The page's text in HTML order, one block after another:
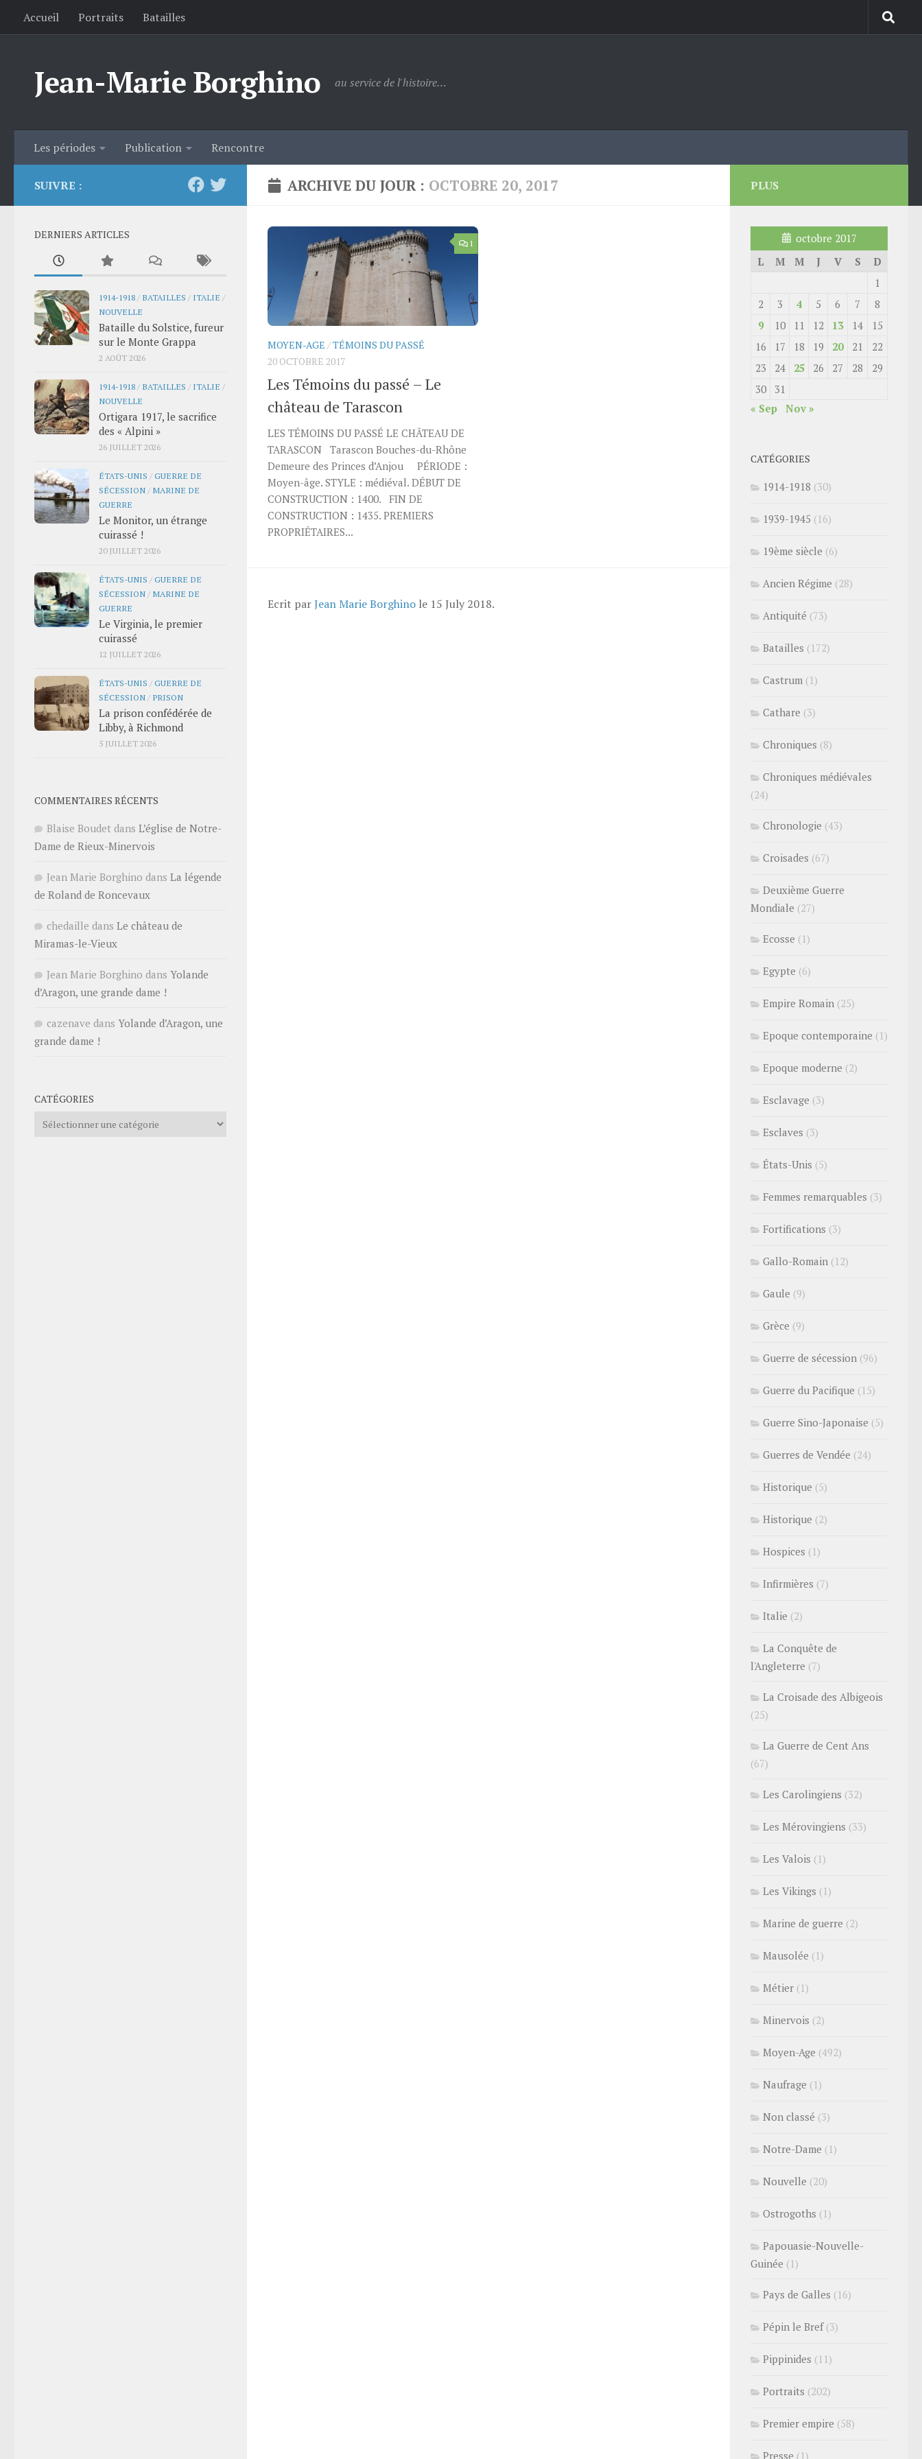
Skip to content
Accueil Portraits Batailles
Jean-Marie Borghino au service de l'histoire…
Les périodes Publication Rencontre
ARCHIVE DU JOUR : OCTOBRE 20, 2017
1
MOYEN-AGE /TÉMOINS DU PASSÉ
20 OCTOBRE 2017
Les Témoins du passé – Le
château de Tarascon
LES TÉMOINS DU PASSÉ LE CHÂTEAU DE
TARASCON Tarascon Bouches-du-Rhône
Demeure des Princes d’Anjou PÉRIODE :
Moyen-âge. STYLE : médiéval. DÉBUT DE
CONSTRUCTION : 1400. FIN DE
CONSTRUCTION : 1435. PREMIERS
PROPRIÉTAIRES...
Ecrit parJean Marie Borghino le 15 July 2018.
SUIVRE :
DERNIERS ARTICLES
1914-1918 / BATAILLES / ITALIE /
NOUVELLE
Bataille du Solstice, fureur
sur le Monte Grappa
2 AOÛT 2026
1914-1918 / BATAILLES / ITALIE /
NOUVELLE
Ortigara 1917, le sacrifice
des « Alpini »
26 JUILLET 2026
ÉTATS-UNIS /GUERRE DE
SÉCESSION / MARINE DE
GUERRE
Le Monitor, un étrange
cuirassé !
20 JUILLET 2026
ÉTATS-UNIS /GUERRE DE
SÉCESSION / MARINE DE
GUERRE
Le Virginia, le premier
cuirassé
12 JUILLET 2026
ÉTATS-UNIS /GUERRE DE
SÉCESSION / PRISON
La prison confédérée de
Libby, à Richmond
5 JUILLET 2026
COMMENTAIRES RÉCENTS
Blaise Boudet dans L’église de Notre-
Dame de Rieux-Minervois
Jean Marie Borghino dans La légende
de Roland de Roncevaux
chedaille dans Le château de
Miramas-le-Vieux
Jean Marie Borghino dans Yolande
d’Aragon, une grande dame !
cazenave dans Yolande d’Aragon, une
grande dame !
CATÉGORIES
Catégories
PLUS
octobre 2017
L
M M J V S
D
1
2
3 4 5 6 7
8
9
10 11 12 13 14
15
16
17 18 19 20 21
22
23
24 25 26 27 28
29
30
31
« Sep Nov »
CATÉGORIES
1914-1918 (30)
1939-1945 (16)
19ème siècle (6)
Ancien Régime (28)
Antiquité (73)
Batailles (172)
Castrum (1)
Cathare (3)
Chroniques (8)
Chroniques médiévales
(24)
Chronologie (43)
Croisades (67)
Deuxième Guerre
Mondiale (27)
Ecosse (1)
Egypte (6)
Empire Romain (25)
Epoque contemporaine (1)
Epoque moderne (2)
Esclavage (3)
Esclaves (3)
États-Unis (5)
Femmes remarquables (3)
Fortifications (3)
Gallo-Romain (12)
Gaule (9)
Grèce (9)
Guerre de sécession (96)
Guerre du Pacifique (15)
Guerre Sino-Japonaise (5)
Guerres de Vendée (24)
Historique (5)
Historique (2)
Hospices (1)
Infirmières (7)
Italie (2)
La Conquête de
l'Angleterre (7)
La Croisade des Albigeois
(25)
La Guerre de Cent Ans
(67)
Les Carolingiens (32)
Les Mérovingiens (33)
Les Valois (1)
Les Vikings (1)
Marine de guerre (2)
Mausolée (1)
Métier (1)
Minervois (2)
Moyen-Age (492)
Naufrage (1)
Non classé (3)
Notre-Dame (1)
Nouvelle (20)
Ostrogoths (1)
Papouasie-Nouvelle-
Guinée (1)
Pays de Galles (16)
Pépin le Bref(3)
Pippinides (11)
Portraits (202)
Premier empire (58)
Presse (1)